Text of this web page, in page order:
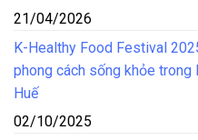
21/04/2026
K-Healthy Food Festival
phong cách sống khỏe trong
Huế
02/10/2025